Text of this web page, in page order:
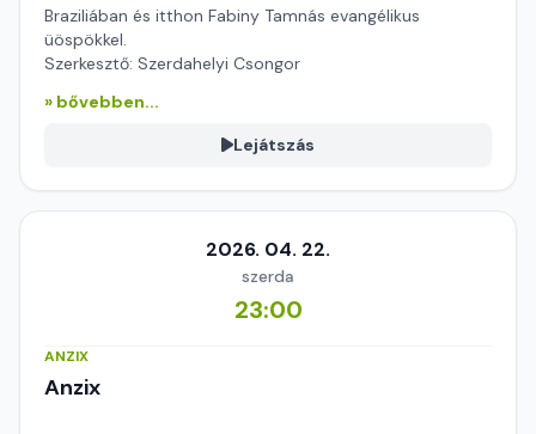
Braziliában és itthon Fabiny Tamnás evangélikus
üöspökkel.
Szerkesztő: Szerdahelyi Csongor
» bővebben...
Lejátszás
2026. 04. 22.
szerda
23:00
ANZIX
Anzix